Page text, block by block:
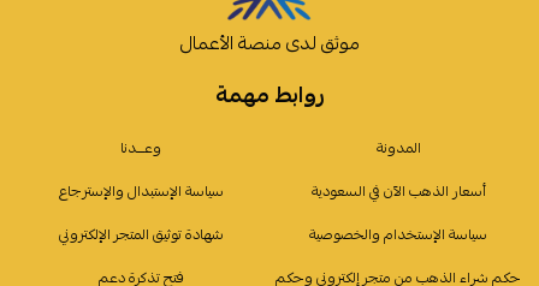
روابط مهمة
المدونة
وعـــدنا
أسعار الذهب الآن في السعودية
سياسة الإستبدال والإسترجاع
سياسة الإستخدام والخصوصية
شهادة توثيق المتجر الإلكتروني
حكم شراء الذهب من متجر إلكتروني وحكم
فتح تذكرة دعم
موثق لدى منصة الأعمال